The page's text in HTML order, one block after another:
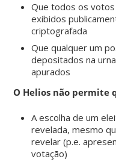
Que todos os
exibidos
criptografada
Que qualquer um
depositados na
apurados
O Helios não permite
A escolha de um
revelada, mesmo
revelar (p.e.
votação)